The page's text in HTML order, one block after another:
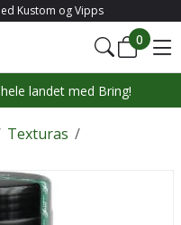
Kustom og Vipps
0
landet med Bring!
/
Texturas